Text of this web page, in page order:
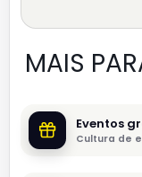
MAIS
Eventos
Cultura de